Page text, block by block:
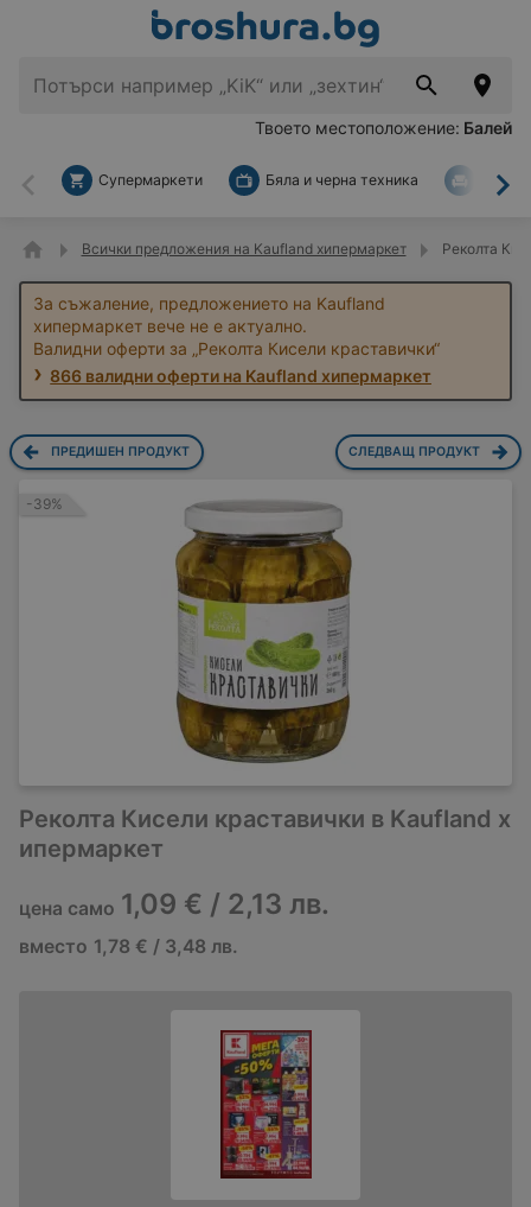
Твоето местоположение: Балей
Назад
Супермаркети Бяла и черна техника За
Всички предложения на Kaufland хипермаркет Реколта
За съжаление, предложението на Kaufland
хипермаркет вече не е актуално.
Валидни оферти за „Реколта Кисели краставички“
866 валидни оферти на Kaufland хипермаркет
ПРЕДИШЕН ПРОДУКТ СЛЕДВАЩ ПРОДУКТ
-39%
Реколта Кисели краставички в Kaufland х
ипермаркет
цена само 1,09 € / 2,13 лв.
вместо 1,78 € / 3,48 лв.